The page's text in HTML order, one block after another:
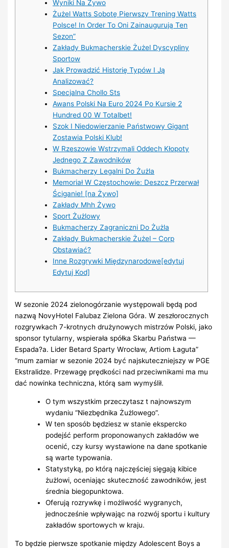
Wyniki Na Żywo
Żużel Watts Sobotę Pierwszy Trening Watts
Polsce! In Order To Oni Zainaugurują Ten
Sezon”
Zakłady Bukmacherskie Żużel Dyscypliny
Sportow
Jak Prowadzić Historię Typów I Ją
Analizować?
Specjalna Chollo Sts
Awans Polski Na Euro 2024 Po Kursie 2
Hundred 00 W Totalbet!
Szok I Niedowierzanie Państwowy Gigant
Zostawia Polski Klub!
W Rzeszowie Wstrzymali Oddech Kłopoty
Jednego Z Zawodników
Bukmacherzy Legalni Do Żużla
Memoriał W Częstochowie: Deszcz Przerwał
Ściganie! [na Żywo]
Zakłady Mhh Żywo
Sport Żużlowy
Bukmacherzy Zagraniczni Do Żużla
Zakłady Bukmacherskie Żużel – Corp
Obstawiać?
Inne Rozgrywki Międzynarodowe[edytuj
Edytuj Kod]
W sezonie 2024 zielonogórzanie występowali będą pod
nazwą NovyHotel Falubaz Zielona Góra. W zeszłorocznych
rozgrywkach 7-krotnych drużynowych mistrzów Polski, jako
sponsor tytularny, wspierała spółka Skarbu Państwa —
Espada?a. Lider Betard Sparty Wrocław, Artiom Łaguta”
“mum zamiar w sezonie 2024 być najskuteczniejszy w PGE
Ekstralidze. Przewagę prędkości nad przeciwnikami ma mu
dać nowinka techniczna, którą sam wymyślił.
O tym wszystkim przeczytasz t najnowszym
wydaniu “Niezbędnika Żużlowego”.
W ten sposób będziesz w stanie ekspercko
podejść perform proponowanych zakładów we
ocenić, czy kursy wystawione na dane spotkanie
są warte typowania.
Statystyką, po którą najczęściej sięgają kibice
żużlowi, oceniając skuteczność zawodników, jest
średnia biegopunktowa.
Oferują rozrywkę i możliwość wygranych,
jednocześnie wpływając na rozwój sportu i kultury
zakładów sportowych w kraju.
To będzie pierwsze spotkanie między Adolescent Boys a